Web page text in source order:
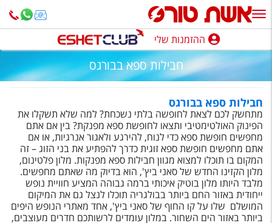
ההזמנות שלי
נופש בארץ
חופשה לפי סגנון
מלונות באילת
טיולים מאורגנים
סגנונות טיול
חבילות נופש
ההזמנות שלי
חבילות ספא בבורגס
חבילות ספא בבורגס
מתחשק לכם לצאת לחופשה בלתי נשכחת? למה שלא תשקלו את
הפינוק האולטימטיבי ותצאו לחופשת ספא מפנקת? בין אם אתם
מחפשים חופשת ספא כדי לנוח, להירגע ולאגור אנרגיות, או אם
אתם מחפשים חופשת ספא זוגית כדרך להפתיע את בני הזוג – זה
המקום בו תוכלו למצוא מגוון חבילות ספא מפנקות. מלון פלטינום,
מלון הקזינו החדש של סאני ביץ', הוא בדיוק מה שאתם מחפשים.
מלבד היותו מלון בוטיק איכותי ברמה גבוהה המציע חוויית נופש
ייחודית באזור החם ביותר בבולגריה תוכלו לנצל גם את המיקום
המושלם שלו על קו החוף של סאני ביץ', אחד מאתרי הנופש היפים
ביותר באזור הים השחור. במלון עומדים לרשותכם חדרים מעוצבים,